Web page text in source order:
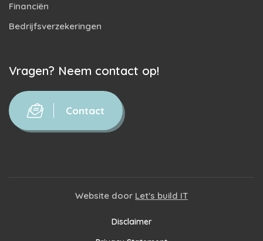
Financiën
Bedrijfsverzekeringen
Vragen? Neem contact op!
Contact
Website door Let's build IT
Disclaimer